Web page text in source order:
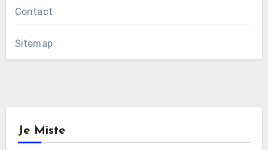
Contact
Sitemap
Je Miste